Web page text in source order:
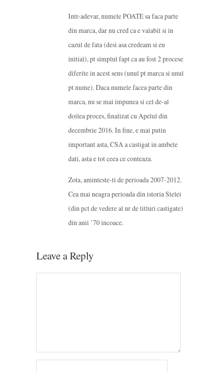
Intr-adevar, numele POATE sa faca parte
din marca, dar nu cred ca e valabil si in
cazul de fata (desi asa credeam si eu
initial), pt simplul fapt ca au fost 2 procese
diferite in acest sens (unul pt marca si unul
pt nume). Daca numele facea parte din
marca, nu se mai impunea si cel de-al
doilea proces, finalizat cu Apelul din
decembrie 2016. In fine, e mai putin
important asta, CSA a castigat in ambele
dati, asta e tot ceea ce conteaza.
Zota, aminteste-ti de perioada 2007-2012.
Cea mai neagra perioada din istoria Stelei
(din pct de vedere al nr de titluri castigate)
din anii ’70 incoace.
Leave a Reply